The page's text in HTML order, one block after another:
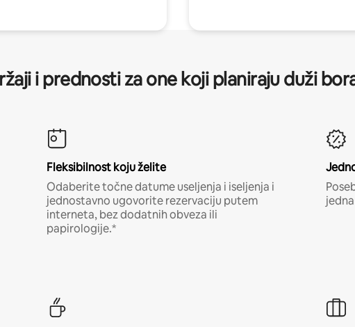
i prednosti za one koji planiraju duži
Fleksibilnost koju želite
Odaberite točne datume useljenja i iseljenja i
jednostavno ugovorite rezervaciju putem
interneta, bez dodatnih obveza ili
papirologije.*